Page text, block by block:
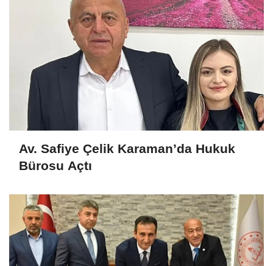
Av. Safiye Çelik Karaman’da Hukuk
Bürosu Açtı